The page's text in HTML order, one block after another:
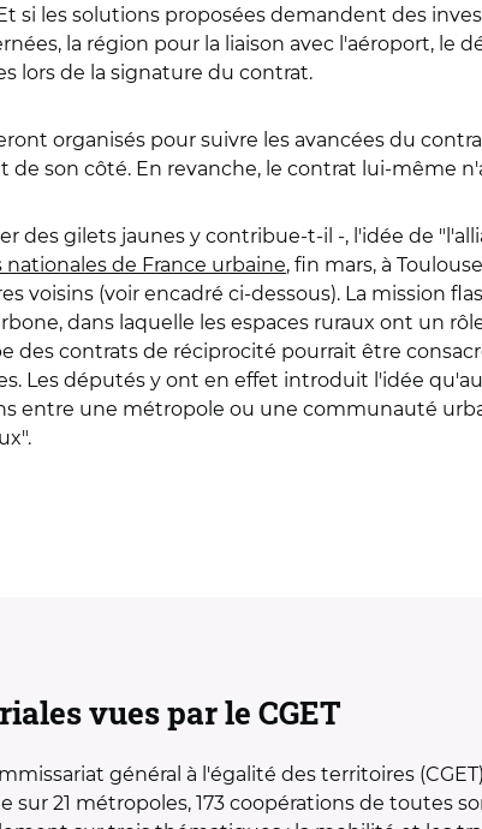
si les solutions proposées demandent des
la région pour la liaison avec l'aéroport, le
lors de la signature du contrat.
organisés pour suivre les avancées du
son côté. En revanche, le contrat lui-même
des gilets jaunes y contribue-t-il -, l'idée de
nationales de France urbaine, fin mars, à
voisins (voir encadré ci-dessous). La mission
dans laquelle les espaces ruraux ont un
des contrats de réciprocité pourrait être
Les députés y ont en effet introduit l'idée
entre une métropole ou une communauté
vues par le CGET
général à l'égalité des territoires
21 métropoles, 173 coopérations de toutes